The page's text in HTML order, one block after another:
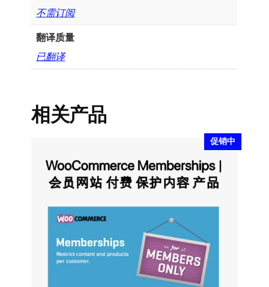
不需订阅
翻译质量
已翻译
相关产品
促销中